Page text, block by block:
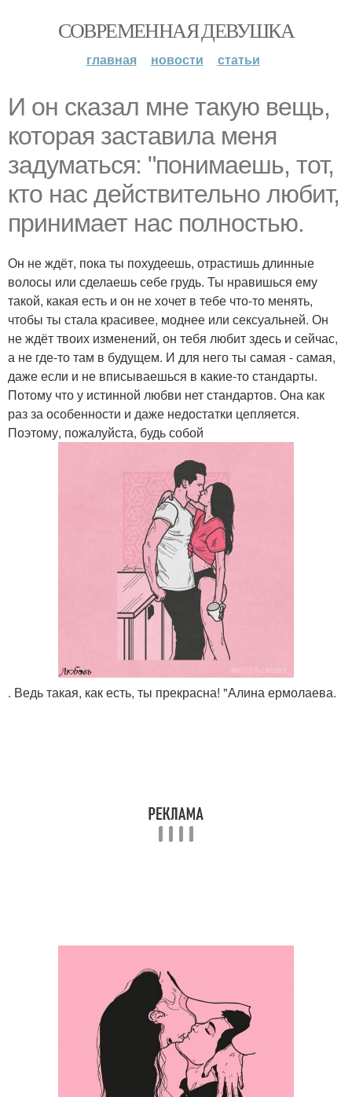
СОВРЕМЕННАЯ ДЕВУШКА
главная новости статьи
И он сказал мне такую вещь,
которая заставила меня
задуматься: "понимаешь, тот,
кто нас действительно любит,
принимает нас полностью.
Он не ждёт, пока ты похудеешь, отрастишь длинные
волосы или сделаешь себе грудь. Ты нравишься ему
такой, какая есть и он не хочет в тебе что-то менять,
чтобы ты стала красивее, моднее или сексуальней. Он
не ждёт твоих изменений, он тебя любит здесь и сейчас,
а не где-то там в будущем. И для него ты самая - самая,
даже если и не вписываешься в какие-то стандарты.
Потому что у истинной любви нет стандартов. Она как
раз за особенности и даже недостатки цепляется.
Поэтому, пожалуйста, будь собой
. Ведь такая, как есть, ты прекрасна! "Алина ермолаева.